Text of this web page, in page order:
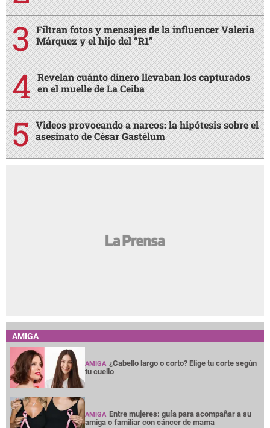
Filtran fotos y mensajes de la influencer Valeria
Márquez y el hijo del “R1”
Revelan cuánto dinero llevaban los capturados
en el muelle de La Ceiba
Videos provocando a narcos: la hipótesis sobre el
asesinato de César Gastélum
AMIGA
AMIGA ¿Cabello largo o corto? Elige tu corte según
tu cuello
AMIGA Entre mujeres: guía para acompañar a su
amiga o familiar con cáncer de mama